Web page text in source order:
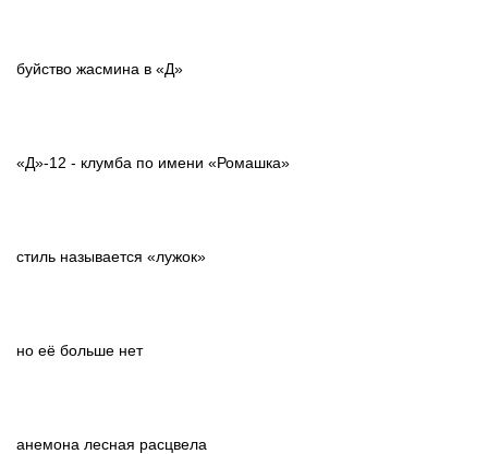
буйство жасмина в «Д»
«Д»-12 - клумба по имени «Ромашка»
стиль называется «лужок»
но её больше нет
анемона лесная расцвела